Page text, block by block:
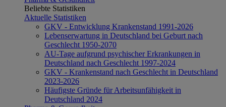
Beliebte Statistiken
Aktuelle Statistiken
GKV - Entwicklung Krankenstand 1991-2026
Lebenserwartung in Deutschland bei Geburt nach
Geschlecht 1950-2070
AU-Tage aufgrund psychischer Erkrankungen in
Deutschland nach Geschlecht 1997-2024
GKV - Krankenstand nach Geschlecht in Deutschland
2023-2026
Häufigste Gründe für Arbeitsunfähigkeit in
Deutschland 2024